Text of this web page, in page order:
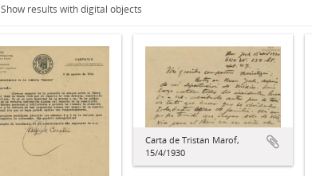
Show results with digital objects
Carta de Tristan Marof,
15/4/1930